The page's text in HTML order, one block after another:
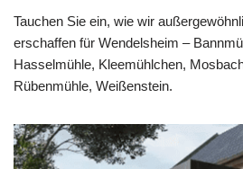
Tauchen Sie ein, wie wir
erschaffen für Wendelsheim –
Hasselmühle, Kleemühlchen,
Rübenmühle, Weißenstein.